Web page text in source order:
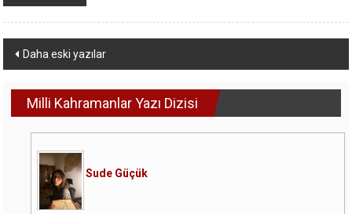
Yazı
Daha eski yazılar
Milli Kahramanlar Yazı Dizisi
Sude Güçük